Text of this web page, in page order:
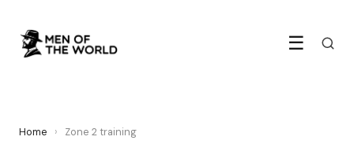
☰
Home › Zone 2 training